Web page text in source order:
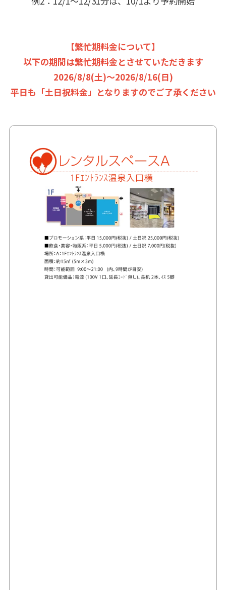
【繁忙期料金について】
以下の期間は繁忙期料金とさせていただきます
2026/8/8(土)～2026/8/16(日)
平日も「土日祝料金」となりますのでご了承ください